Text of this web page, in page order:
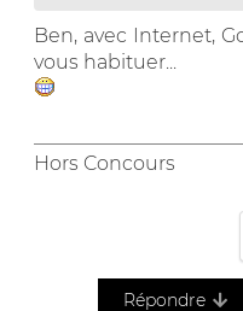
Ben, avec Internet,
vous habituer...
Hors Concours
Répondre